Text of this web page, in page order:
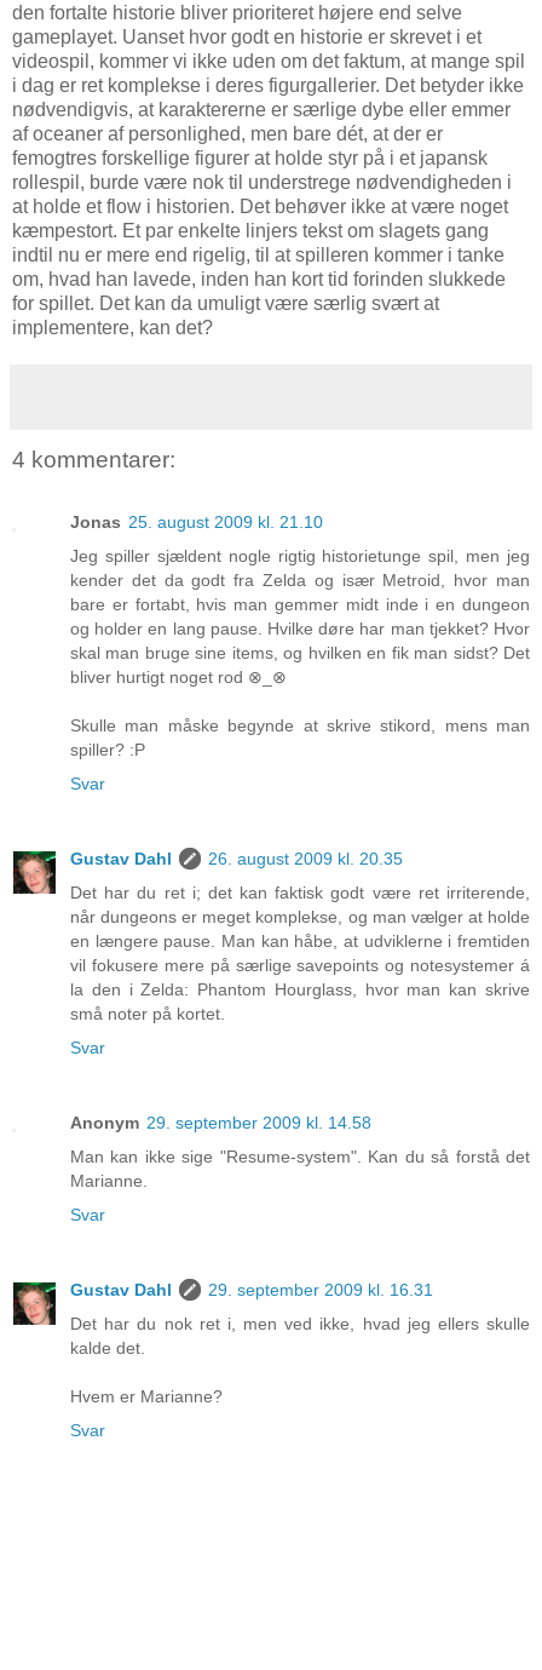
den fortalte historie bliver prioriteret højere end selve
gameplayet. Uanset hvor godt en historie er skrevet i et
videospil, kommer vi ikke uden om det faktum, at mange spil
i dag er ret komplekse i deres figurgallerier. Det betyder ikke
nødvendigvis, at karaktererne er særlige dybe eller emmer
af oceaner af personlighed, men bare dét, at der er
femogtres forskellige figurer at holde styr på i et japansk
rollespil, burde være nok til understrege nødvendigheden i
at holde et flow i historien. Det behøver ikke at være noget
kæmpestort. Et par enkelte linjers tekst om slagets gang
indtil nu er mere end rigelig, til at spilleren kommer i tanke
om, hvad han lavede, inden han kort tid forinden slukkede
for spillet. Det kan da umuligt være særlig svært at
implementere, kan det?
4 kommentarer:
Jonas 25. august 2009 kl. 21.10
Jeg spiller sjældent nogle rigtig historietunge spil, men jeg
kender det da godt fra Zelda og især Metroid, hvor man
bare er fortabt, hvis man gemmer midt inde i en dungeon
og holder en lang pause. Hvilke døre har man tjekket? Hvor
skal man bruge sine items, og hvilken en fik man sidst? Det
bliver hurtigt noget rod ⊗_⊗
Skulle man måske begynde at skrive stikord, mens man
spiller? :P
Svar
Gustav Dahl
26. august 2009 kl. 20.35
Det har du ret i; det kan faktisk godt være ret irriterende,
når dungeons er meget komplekse, og man vælger at holde
en længere pause. Man kan håbe, at udviklerne i fremtiden
vil fokusere mere på særlige savepoints og notesystemer á
la den i Zelda: Phantom Hourglass, hvor man kan skrive
små noter på kortet.
Svar
Anonym 29. september 2009 kl. 14.58
Man kan ikke sige "Resume-system". Kan du så forstå det
Marianne.
Svar
Gustav Dahl
29. september 2009 kl. 16.31
Det har du nok ret i, men ved ikke, hvad jeg ellers skulle
kalde det.
Hvem er Marianne?
Svar